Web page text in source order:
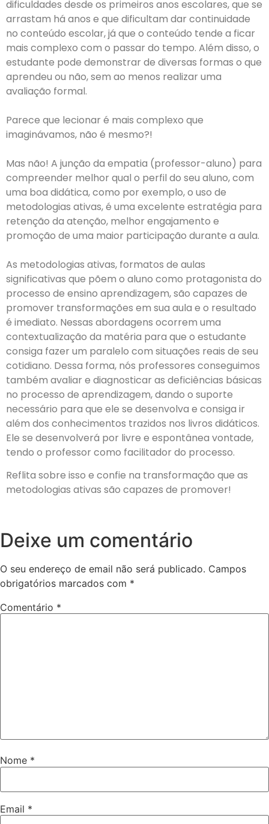
dificuldades desde os primeiros anos escolares, que se
arrastam há anos e que dificultam dar continuidade
no conteúdo escolar, já que o conteúdo tende a ficar
mais complexo com o passar do tempo. Além disso, o
estudante pode demonstrar de diversas formas o que
aprendeu ou não, sem ao menos realizar uma
avaliação formal.
Parece que lecionar é mais complexo que
imaginávamos, não é mesmo?!
Mas não! A junção da empatia (professor-aluno) para
compreender melhor qual o perfil do seu aluno, com
uma boa didática, como por exemplo, o uso de
metodologias ativas, é uma excelente estratégia para
retenção da atenção, melhor engajamento e
promoção de uma maior participação durante a aula.
As metodologias ativas, formatos de aulas
significativas que põem o aluno como protagonista do
processo de ensino aprendizagem, são capazes de
promover transformações em sua aula e o resultado
é imediato. Nessas abordagens ocorrem uma
contextualização da matéria para que o estudante
consiga fazer um paralelo com situações reais de seu
cotidiano. Dessa forma, nós professores conseguimos
também avaliar e diagnosticar as deficiências básicas
no processo de aprendizagem, dando o suporte
necessário para que ele se desenvolva e consiga ir
além dos conhecimentos trazidos nos livros didáticos.
Ele se desenvolverá por livre e espontânea vontade,
tendo o professor como facilitador do processo.
Reflita sobre isso e confie na transformação que as
metodologias ativas são capazes de promover!
Deixe um comentário
O seu endereço de email não será publicado. Campos
obrigatórios marcados com *
Comentário *
Nome *
Email *